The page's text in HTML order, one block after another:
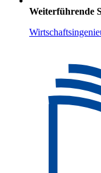
Weiterführende